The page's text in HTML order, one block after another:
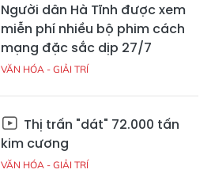
Người dân Hà Tĩnh được xem
miễn phí nhiều bộ phim cách
mạng đặc sắc dịp 27/7
VĂN HÓA - GIẢI TRÍ
Thị trấn "dát" 72.000 tấn
kim cương
VĂN HÓA - GIẢI TRÍ